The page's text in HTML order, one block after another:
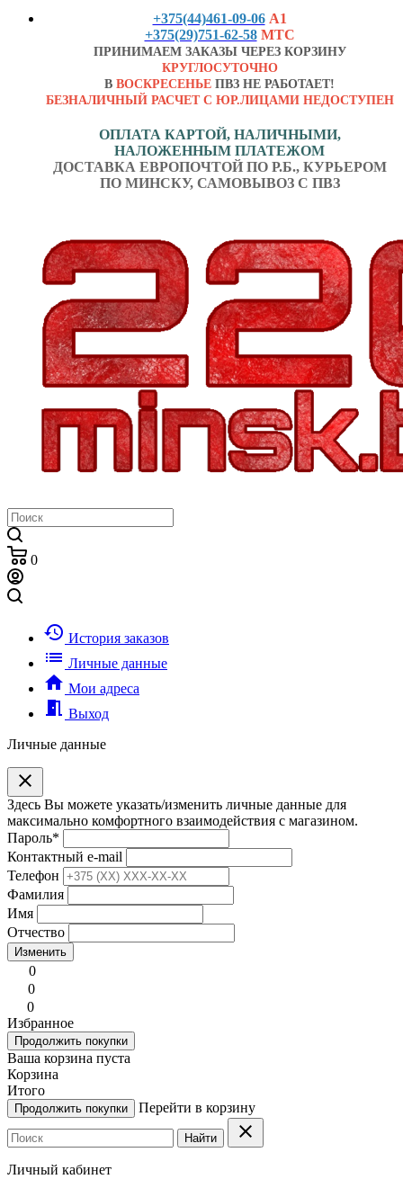
+375(44)461-09-06 А1
+375(29)751-62-58 МТС
ПРИНИМАЕМ ЗАКАЗЫ ЧЕРЕЗ КОРЗИНУ
КРУГЛОСУТОЧНО
В ВОСКРЕСЕНЬЕ ПВЗ НЕ РАБОТАЕТ!
БЕЗНАЛИЧНЫЙ РАСЧЕТ С ЮР.ЛИЦАМИ НЕДОСТУПЕН
ОПЛАТА КАРТОЙ, НАЛИЧНЫМИ,
НАЛОЖЕННЫМ ПЛАТЕЖОМ
ДОСТАВКА ЕВРОПОЧТОЙ ПО Р.Б., КУРЬЕРОМ
ПО МИНСКУ, САМОВЫВОЗ С ПВЗ
0
history История заказов
list Личные данные
home Мои адреса
meeting_room Выход
Личные данные
clear
Здесь Вы можете указать/изменить личные данные для
максимально комфортного взаимодействия с магазином.
Пароль*
Контактный e-mail
Телефон
Фамилия
Имя
Отчество
Изменить
0
0
0
Избранное
Продолжить покупки
Ваша корзина пуста
Корзина
Итого
Продолжить покупки Перейти в корзину
Найти clear
Личный кабинет